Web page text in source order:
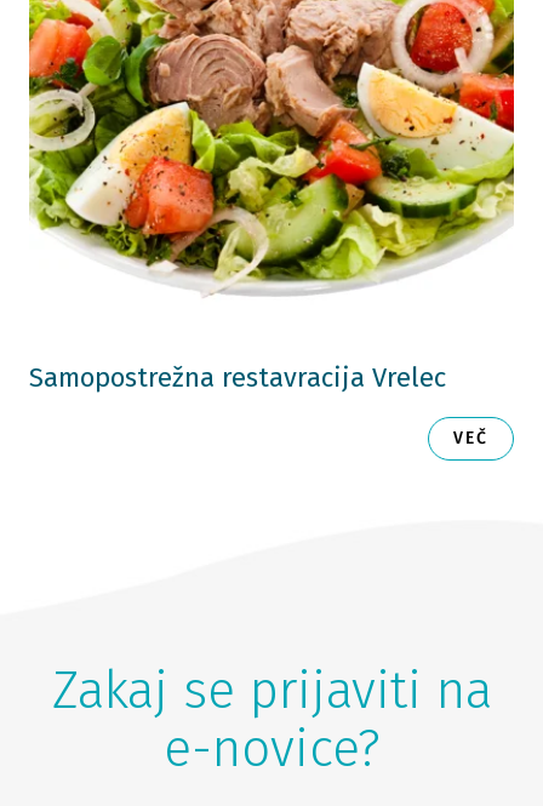
Samopostrežna restavracija Vrelec
VEČ
Zakaj se prijaviti na
e-novice?